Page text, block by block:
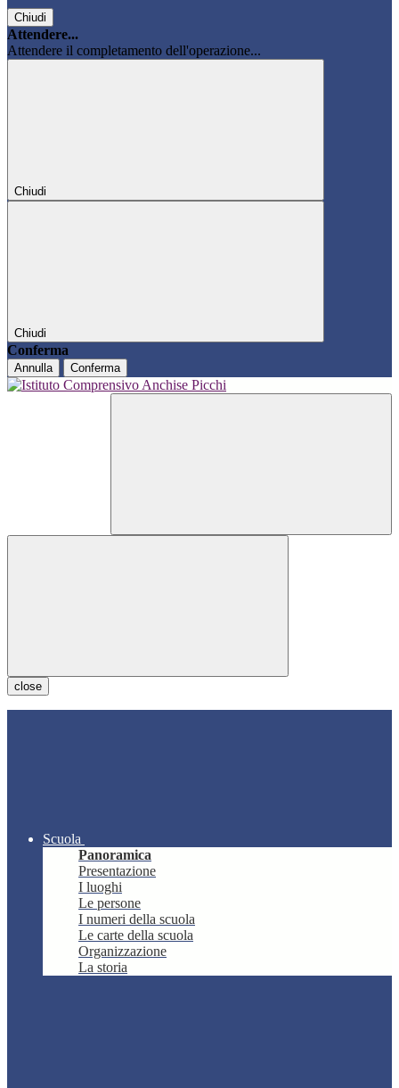
Chiudi
Attendere...
Attendere il completamento dell'operazione...
Chiudi
Chiudi
Conferma
Annulla Conferma
close
Scuola
Panoramica
Presentazione
I luoghi
Le persone
I numeri della scuola
Le carte della scuola
Organizzazione
La storia